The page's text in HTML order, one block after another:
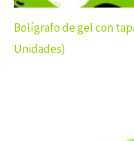
Bolígrafo de gel con
Unidades)